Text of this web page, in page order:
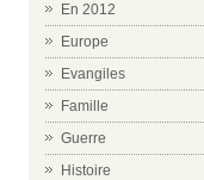
En 2012
Europe
Evangiles
Famille
Guerre
Histoire